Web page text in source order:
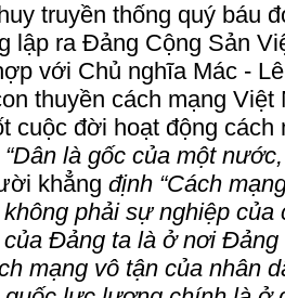
truyền thống quý báu
lập ra Đảng Cộng Sản
với Chủ nghĩa Mác -
thuyền cách mạng Việt
cuộc đời hoạt động cách
“Dân là gốc của một
khẳng định “Cách
phải sự nghiệp của
Đảng ta là ở nơi
mạng vô tận của nhân